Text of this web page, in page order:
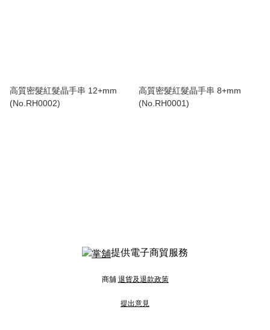
高質密髮紅髮晶手串 12+mm
(No.RH0002)
高質密髮紅髮晶手串 8+mm
(No.RH0001)
提供電子商貿服務
商舖 退貨及退款政策
提出意見